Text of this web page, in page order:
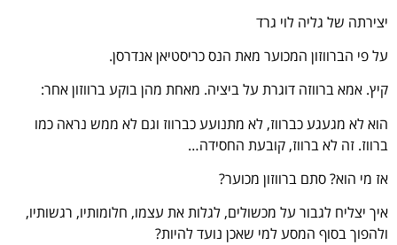
יצירתה של גליה לוי גרד
על פי הברווזון המכוער מאת הנס כריסטיאן אנדרסן.
קיץ. אמא ברווזה דוגרת על ביציה. מאחת מהן בוקע ברווזון אחר:
הוא לא מגעגע כברווז, לא מתנועע כברווז וגם לא ממש נראה כמו
ברווז. זה לא ברווז, קובעת החסידה…
אז מי הוא? סתם ברווזון מכוער?
איך יצליח לגבור על מכשולים, לגלות את עצמו, חלומותיו, רגשותיו,
ולהפוך בסוף המסע למי שאכן נועד להיות?